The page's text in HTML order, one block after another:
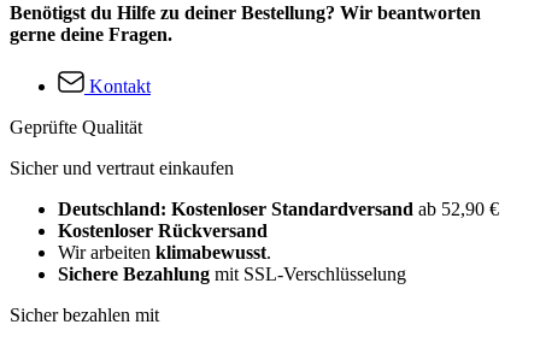
Benötigst du Hilfe zu deiner Bestellung? Wir beantworten
gerne deine Fragen.
Kontakt
Geprüfte Qualität
Sicher und vertraut einkaufen
Deutschland: Kostenloser Standardversand ab 52,90 €
Kostenloser Rückversand
Wir arbeiten klimabewusst.
Sichere Bezahlung mit SSL-Verschlüsselung
Sicher bezahlen mit